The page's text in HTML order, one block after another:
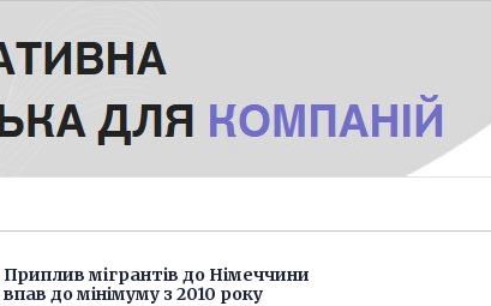
Приплив мігрантів до Німеччини
впав до мінімуму з 2010 року